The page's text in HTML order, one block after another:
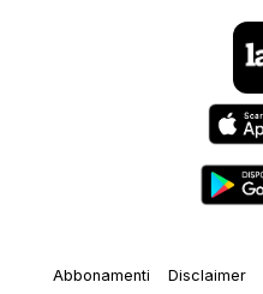
Abbonamenti Disclaimer